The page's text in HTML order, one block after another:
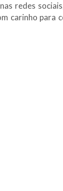
nas redes
carinho para